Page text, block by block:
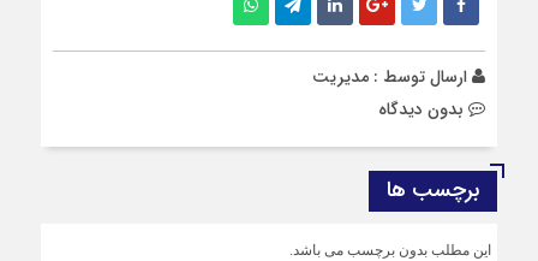
ارسال توسط : مدیریت
بدون دیدگاه
برچسب ها
این مطلب بدون برچسب می باشد.